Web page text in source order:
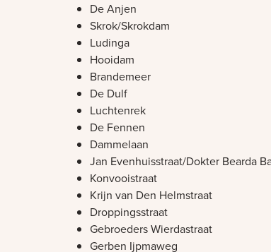
De Anjen
Skrok/Skrokdam
Ludinga
Hooidam
Brandemeer
De Dulf
Luchtenrek
De Fennen
Dammelaan
Jan Evenhuisstraat/Dokter Bearda
Konvooistraat
Krijn van Den Helmstraat
Droppingsstraat
Gebroeders Wierdastraat
Gerben Ijpmaweg